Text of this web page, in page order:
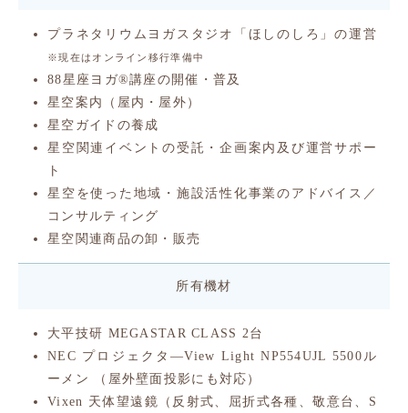
プラネタリウムヨガスタジオ「ほしのしろ」の運営
※現在はオンライン移行準備中
88星座ヨガ®︎講座の開催・普及
星空案内（屋内・屋外）
星空ガイドの養成
星空関連イベントの受託・企画案内及び運営サポー
ト
星空を使った地域・施設活性化事業のアドバイス／
コンサルティング
星空関連商品の卸・販売
所有機材
大平技研 MEGASTAR CLASS 2台
NEC プロジェクタ―View Light NP554UJL 5500ル
ーメン （屋外壁面投影にも対応）
Vixen 天体望遠鏡（反射式、屈折式各種、敬意台、S